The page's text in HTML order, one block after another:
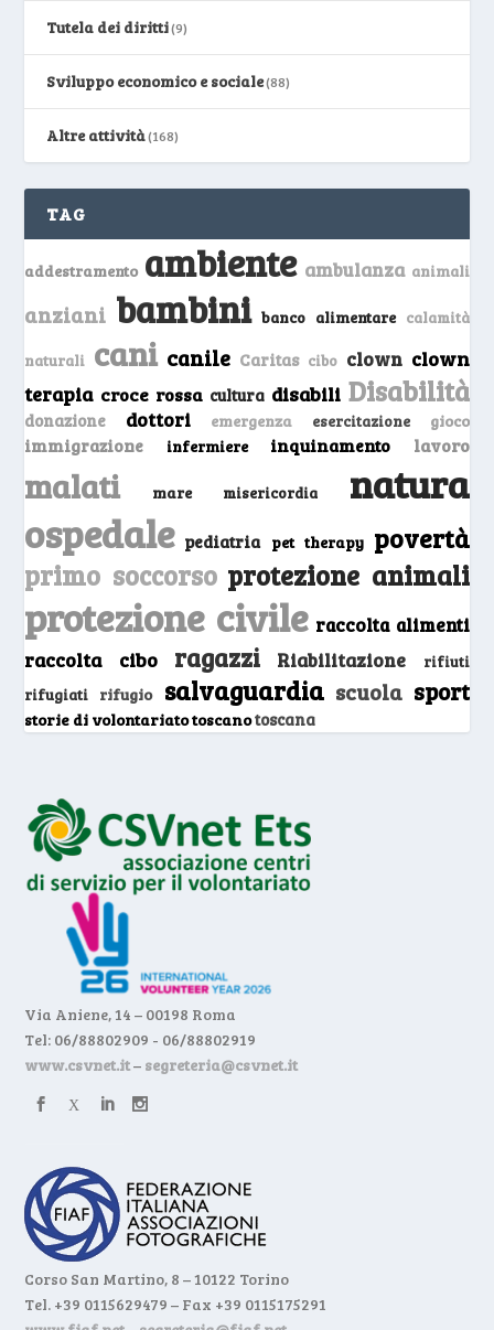
Tutela dei diritti(9)
Sviluppo economico e sociale(88)
Altre attività(168)
TAG
addestramento ambiente ambulanza animali
anziani bambini banco alimentare calamità
naturali cani canile Caritas cibo clown clown
terapia croce rossa cultura disabili Disabilità
donazione dottori emergenza esercitazione gioco
immigrazione infermiere inquinamento lavoro
malati mare misericordia natura
ospedale pediatria pet therapy povertà
primo soccorso protezione animali
protezione civile raccolta alimenti
raccolta cibo ragazzi Riabilitazione
rifiuti
rifugiati
rifugio salvaguardia scuola sport
storie di volontariato toscanotoscana
Via Aniene, 14 – 00198 Roma
Tel: 06/88802909 - 06/88802919
www.csvnet.it– segreteria@csvnet.it
Corso San Martino, 8 – 10122 Torino
Tel. +39 0115629479 – Fax +39 0115175291